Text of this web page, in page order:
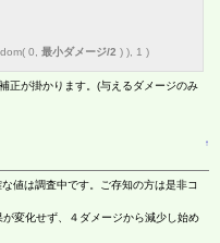
0, 最小ダメージ/2 ) ), 1 )
正が掛かります。(与えるダメージのみ
↑
値は調査中です。ご存知の方は是非コ
変化せず、４ダメージから減少し始め